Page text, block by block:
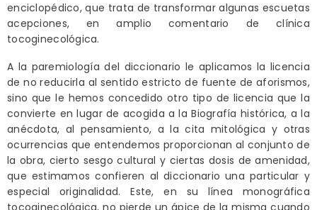
enciclopédico, que trata de transformar algunas escuetas
acepciones, en amplio comentario de clínica
tocoginecológica.
A la paremiología del diccionario le aplicamos la licencia
de no reducirla al sentido estricto de fuente de aforismos,
sino que le hemos concedido otro tipo de licencia que la
convierte en lugar de acogida a la Biografía histórica, a la
anécdota, al pensamiento, a la cita mitológica y otras
ocurrencias que entendemos proporcionan al conjunto de
la obra, cierto sesgo cultural y ciertas dosis de amenidad,
que estimamos confieren al diccionario una particular y
especial originalidad. Este, en su línea monográfica
tocoginecológica, no pierde un ápice de la misma cuando